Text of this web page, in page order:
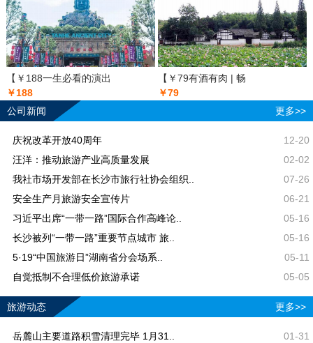
【￥188一生必看的演出
￥188
【￥79有酒有肉 | 畅
￥79
公司新闻
更多>>
庆祝改革开放40周年
12-20
汪洋：推动旅游产业高质量发展
02-02
我社市场开发部在长沙市旅行社协会组织..
07-26
安全生产月旅游安全宣传片
06-21
习近平出席“一带一路”国际合作高峰论..
05-16
长沙被列“一带一路”重要节点城市 旅..
05-16
5·19“中国旅游日”湖南省分会场系..
05-11
自觉抵制不合理低价旅游承诺
05-05
旅游动态 更多>>
岳麓山主要道路积雪清理完毕 1月31..
01-31